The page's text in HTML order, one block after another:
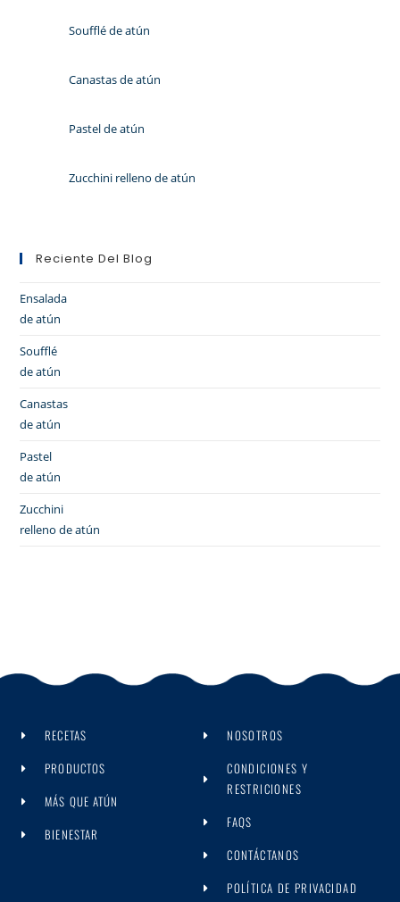
Soufflé de atún
Canastas de atún
Pastel de atún
Zucchini relleno de atún
Reciente Del Blog
Ensalada
de atún
Soufflé
de atún
Canastas
de atún
Pastel
de atún
Zucchini
relleno de atún
RECETAS
PRODUCTOS
MÁS QUE ATÚN
BIENESTAR
NOSOTROS
CONDICIONES Y
RESTRICIONES
FAQS
CONTÁCTANOS
POLÍTICA DE PRIVACIDAD